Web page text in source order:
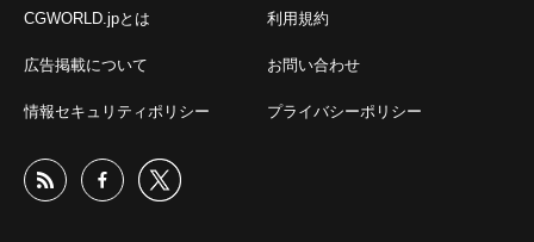
CGWORLD.jpとは 利用規約
広告掲載について お問い合わせ
情報セキュリティポリシー プライバシーポリシー